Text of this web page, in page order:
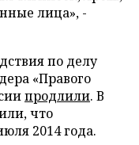
лица», -
по делу
«Правого
продлили. В
что
2014 года.